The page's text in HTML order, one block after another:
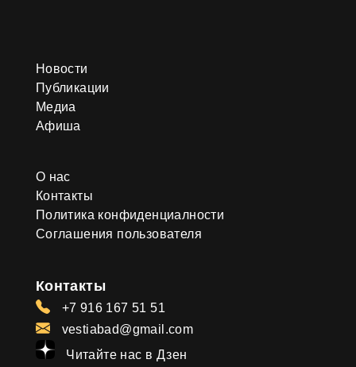
Новости
Публикации
Медиа
Афиша
О нас
Контакты
Политика конфиденциалности
Соглашения пользователя
Контакты
+7 916 167 51 51
vestiabad@gmail.com
Читайте нас в Дзен